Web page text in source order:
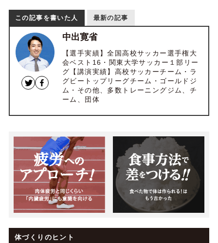
この記事を書いた人 最新の記事
中出寛省
【選手実績】全国高校サッカー選手権大
会ベスト16・関東大学サッカー１部リー
グ【講演実績】高校サッカーチーム・ラ
グビートップリーグチーム・ゴールドジ
ム・その他、多数トレーニングジム、チ
ーム、団体
体づくりのヒント